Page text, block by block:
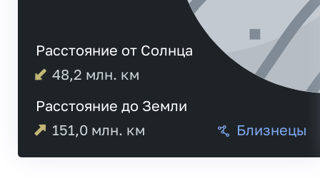
Расстояние от Солнца
48,2 млн. км
Расстояние до Земли
151,0 млн. км Близнецы